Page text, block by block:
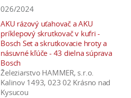
026/2024
AKU rázový uťahovač a AKU
príklepový skrutkovač v kufri -
Bosch Set a skrutkovacie hroty a
násuvné kľúče - 43 dielna súprava
Bosch
Železiarstvo HAMMER, s.r.o.
Kalinov 1493, 023 02 Krásno nad
Kysucou